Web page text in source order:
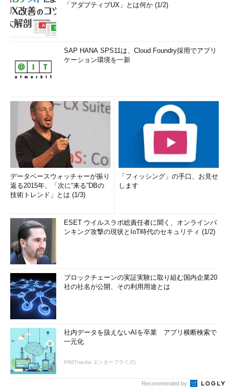
「アダプティブUX」とは何か (1/2)
SAP HANA SPS11は、Cloud Foundry採用でアプリ
ケーション環境を一新
データベースウォッチャーが振り
返る2015年、「次に“来る”DBの
技術トレンド」とは (1/3)
「フィッシング」の手口、お見せ
します
ESET ウイルスラボ総責任者に聞く、オンラインバ
ンキング攻撃の現状とIoT時代のセキュリティ (1/2)
ブロックチェーンの実証実験に取り組む国内企業20
社の社名が公開、その利用用途とは
社内データを扱えないAIを卒業 アプリ横断検索で
一元化
PR(ITmedia エンタープライズ)
Recommended by